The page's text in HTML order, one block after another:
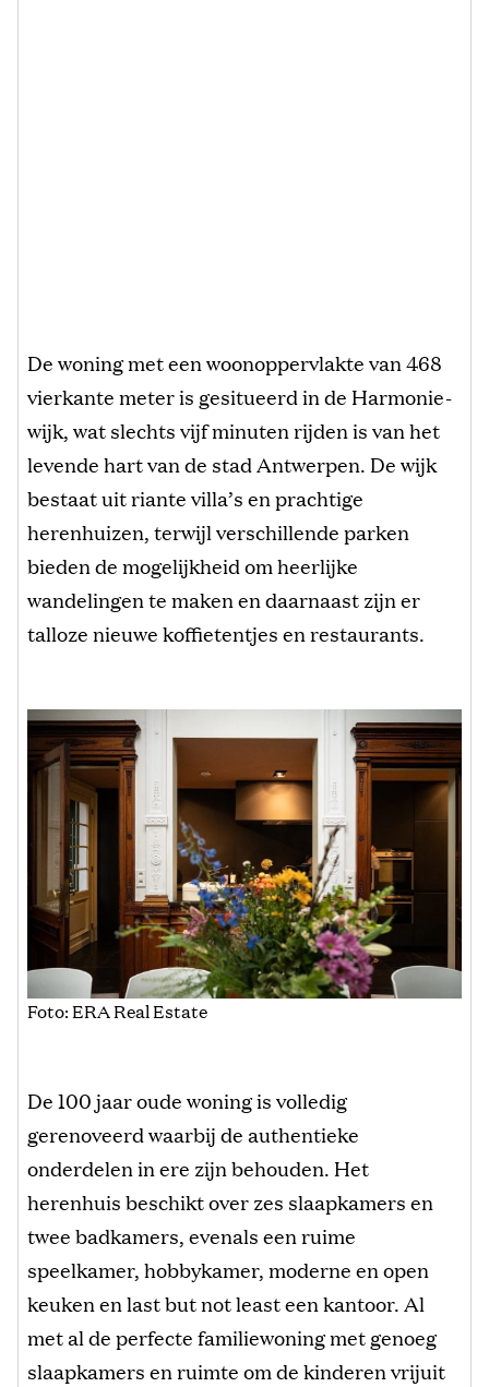
De woning met een woonoppervlakte van 468
vierkante meter is gesitueerd in de Harmonie-
wijk, wat slechts vijf minuten rijden is van het
levende hart van de stad Antwerpen. De wijk
bestaat uit riante villa’s en prachtige
herenhuizen, terwijl verschillende parken
bieden de mogelijkheid om heerlijke
wandelingen te maken en daarnaast zijn er
talloze nieuwe koffietentjes en restaurants.
Foto: ERA Real Estate
De 100 jaar oude woning is volledig
gerenoveerd waarbij de authentieke
onderdelen in ere zijn behouden. Het
herenhuis beschikt over zes slaapkamers en
twee badkamers, evenals een ruime
speelkamer, hobbykamer, moderne en open
keuken en last but not least een kantoor. Al
met al de perfecte familiewoning met genoeg
slaapkamers en ruimte om de kinderen vrijuit